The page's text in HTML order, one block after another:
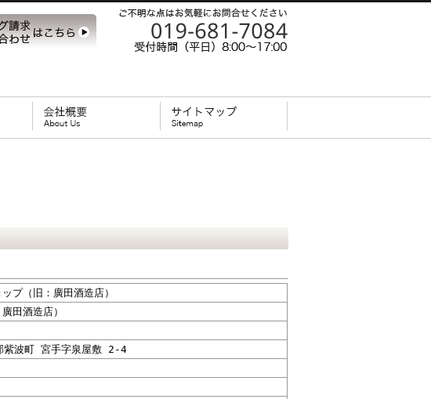
プ（旧：廣田酒造店）
田酒造店）
波町 宮手字泉屋敷 2-4